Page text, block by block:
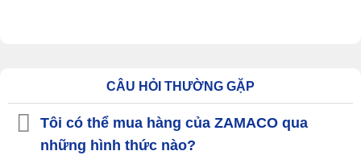
CÂU HỎI THƯỜNG GẶP
Tôi có thể mua hàng của ZAMACO qua
những hình thức nào?